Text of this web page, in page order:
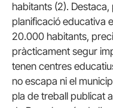
habitants (2). Destaca,
planificació educativa
20.000 habitants,
pràcticament segur
tenen centres
no escapa ni el
pla de treball publicat